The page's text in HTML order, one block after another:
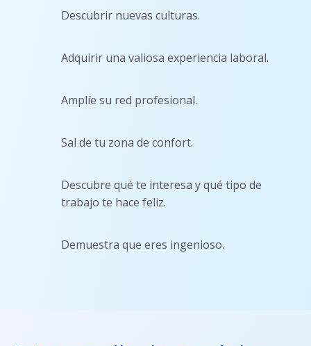
Descubrir nuevas culturas.
Adquirir una valiosa experiencia laboral.
Amplíe su red profesional.
Sal de tu zona de confort.
Descubre qué te interesa y qué tipo de
trabajo te hace feliz.
Demuestra que eres ingenioso.